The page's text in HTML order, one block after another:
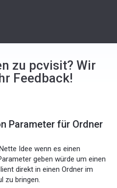
zu pcvisit? Wir
Feedback!
Parameter für Ordner
Idee wenn es einen
geben würde um einen
direkt in einen Ordner im
zu bringen.